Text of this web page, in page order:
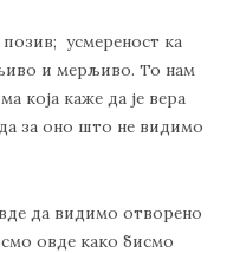
позив; усмереност ка
и мерљиво. То нам
која каже да је вера
за оно што не видимо
да видимо отворено
овде како бисмо